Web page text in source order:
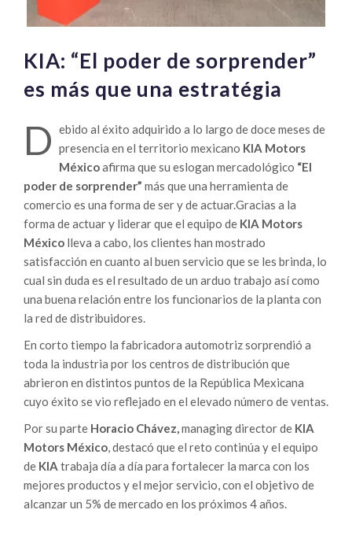
KIA: “El poder de sorprender”
es más que una estratégia
D ebido al éxito adquirido a lo largo de doce meses de
presencia en el territorio mexicano KIA Motors
Méxicoafirma que su eslogan mercadológico “El
poder de sorprender” más que una herramienta de
comercio es una forma de ser y de actuar.Gracias a la
forma de actuar y liderar que el equipo de KIA Motors
México lleva a cabo, los clientes han mostrado
satisfacción en cuanto al buen servicio que se les brinda, lo
cual sin duda es el resultado de un arduo trabajo así como
una buena relación entre los funcionarios de la planta con
la red de distribuidores.
En corto tiempo la fabricadora automotriz sorprendió a
toda la industria por los centros de distribución que
abrieron en distintos puntos de la República Mexicana
cuyo éxito se vio reflejado en el elevado número de ventas.
Por su parte Horacio Chávez,managing director de KIA
Motors México, destacó que el reto continúa y el equipo
de KIA trabaja día a día para fortalecer la marca con los
mejores productos y el mejor servicio, con el objetivo de
alcanzar un 5% de mercado en los próximos 4 años.